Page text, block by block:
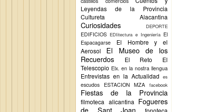
Leyendas de la Provincia
Cultureta Alacantina
Curiosidades DEPORTE
EDIFICIOS EDIitectura e Ingeniería El
Espacagarse
El Hombre y el
Aerosol
El Museo de los
Recuerdos
El Reto
El
Telescopio Elx. en la nostra llengua
Entrevistas en la Actualidad es
escudos ESTACION MZA facebook
Fiestas de la Provincia
filmoteca alicantina Fogueres
de Sant Joan
fonoteca